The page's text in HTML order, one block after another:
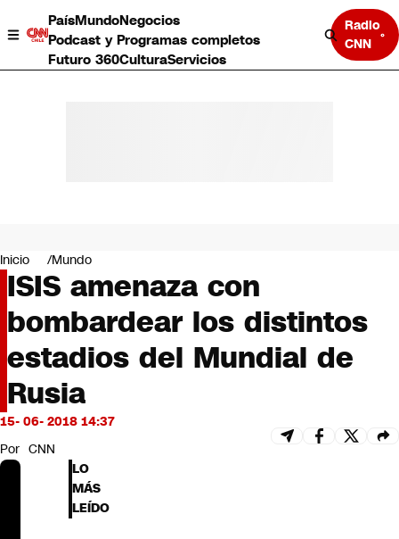
PaísMundoNegocios
Podcast y Programas completos
Futuro 360CulturaServicios
Radio
CNN
Negocios
Deportes
Programas completos
Cultura
Servicios
Bits
CNN tiempo
Futuro 360
Inicio Mundo
ISIS amenaza con
bombardear los distintos
estadios del Mundial de
Rusia
15- 06- 2018 14:37
Por CNN
LO
MÁS
LEÍDO